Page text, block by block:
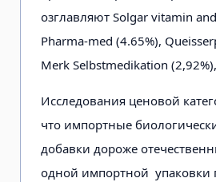
озглавляют Solgar vitamin
Pharma-med (4.65%),
Merk Selbstmedikation
Исследования ценовой
что импортные
добавки дороже
одной импортной упаковки